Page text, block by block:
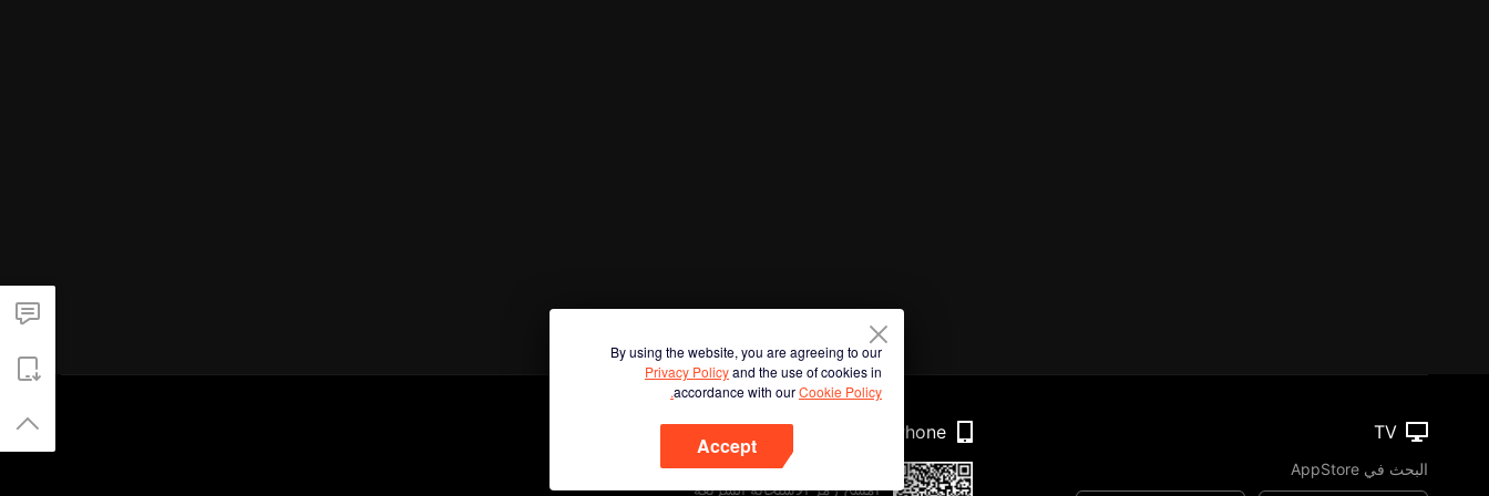
By using the website, you are agreeing to our
Privacy Policyand the use of cookies in
accordance with ourCookie Policy.
Accept
TV
البحث في AppStore
Phone
امسح رمز الاستجابة السريعة